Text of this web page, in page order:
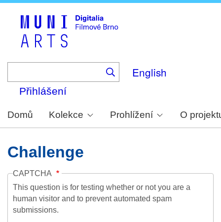
English
Přihlášení
Domů Kolekce Prohlížení O
Challenge
CAPTCHA
This question is for testing whether or not you are a
human visitor and to prevent automated spam
submissions.